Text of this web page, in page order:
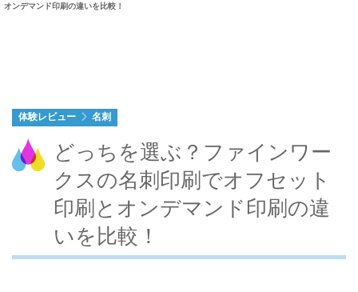
オンデマンド印刷の違いを比較！
体験レビュー 名刺
どっちを選ぶ？ファインワー
クスの名刺印刷でオフセット
印刷とオンデマンド印刷の違
いを比較！